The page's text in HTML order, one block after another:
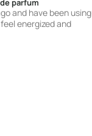
parfum
and have been using
energized and